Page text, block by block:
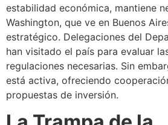
estabilidad económica, mantiene
Washington, que ve en Buenos
estratégico. Delegaciones del
han visitado el país para evaluar
regulaciones necesarias. Sin
está activa, ofreciendo
propuestas de inversión.